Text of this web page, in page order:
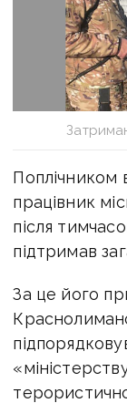
Поплічником
працівник
після
підтримав
За це його